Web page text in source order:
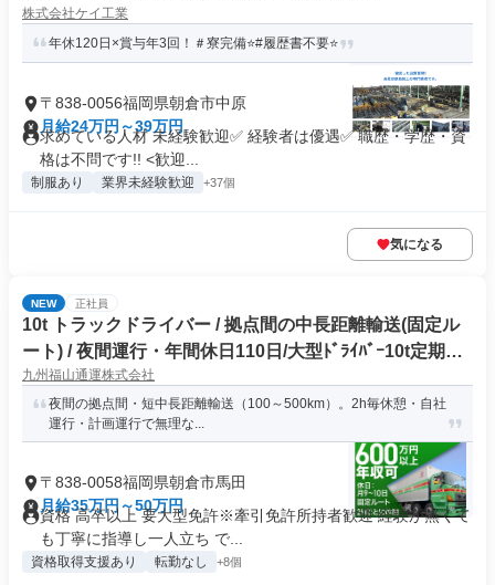
株式会社ケイ工業
年休120日×賞与年3回！＃寮完備⭐️#履歴書不要⭐️
〒838-0056福岡県朝倉市中原
月給24万円～39万円
求めている人材 未経験歓迎✅ 経験者は優遇✅ 職歴・学歴・資
格は不問です!! <歓迎...
制服あり 業界未経験歓迎 +37個
気になる
NEW 正社員
10t トラックドライバー / 拠点間の中長距離輸送(固定ル
ート) / 夜間運行・年間休日110日/大型ﾄﾞﾗｲﾊﾞｰ10t定期夜
間幹線便(正社員)
九州福山通運株式会社
夜間の拠点間・短中長距離輸送（100～500km）。2h毎休憩・自社
運行・計画運行で無理な...
〒838-0058福岡県朝倉市馬田
月給35万円～50万円
資格 高卒以上 要大型免許※牽引免許所持者歓迎 経験が無くて
も丁寧に指導し一人立ち で...
資格取得支援あり 転勤なし +8個